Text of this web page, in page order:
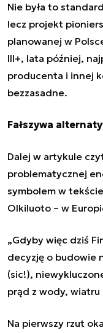
Nie była to
lecz projekt
planowanej w
III+, lata później,
producenta i innej
bezzasadne.
Fałszywa
Dalej w artykule
problematycznej
symbolem w
Olkiluoto – w
„Gdyby więc dziś
decyzję o budowie
(sic!),
prąd z wody, wiatru
Na pierwszy rzut